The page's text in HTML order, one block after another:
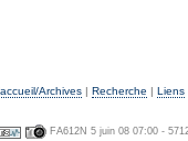
Archives | Recherche | Liens
FA612N 5 juin 08 07:00 -